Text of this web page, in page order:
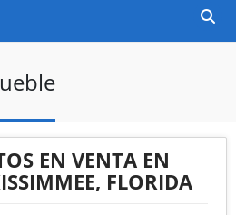
EN VENTA EN
FLORIDA